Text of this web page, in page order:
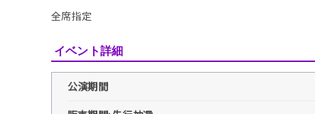
全席指定
イベント詳細
公演期間